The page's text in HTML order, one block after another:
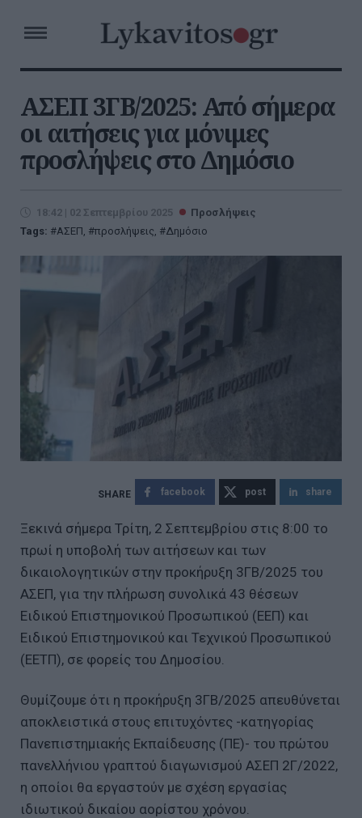
ΑΣΕΠ 3ΓΒ/2025: Από σήμερα
οι αιτήσεις για μόνιμες
προσλήψεις στο Δημόσιο
18:42 | 02 Σεπτεμβρίου 2025
Προσλήψεις
Tags:
ΑΣΕΠ, προσλήψεις, Δημόσιο
facebook post share
Ξεκινά σήμερα Τρίτη, 2 Σεπτεμβρίου στις 8:00 το
πρωί η υποβολή των αιτήσεων και των
δικαιολογητικών στην προκήρυξη 3ΓΒ/2025 του
ΑΣΕΠ, για την πλήρωση συνολικά 43 θέσεων
Ειδικού Επιστημονικού Προσωπικού (ΕΕΠ) και
Ειδικού Επιστημονικού και Τεχνικού Προσωπικού
(ΕΕΤΠ), σε φορείς του Δημοσίου.
Θυμίζουμε ότι η προκήρυξη 3ΓΒ/2025 απευθύνεται
αποκλειστικά στους επιτυχόντες -κατηγορίας
Πανεπιστημιακής Εκπαίδευσης (ΠΕ)- του πρώτου
πανελλήνιου γραπτού διαγωνισμού ΑΣΕΠ 2Γ/2022,
η οποίοι θα εργαστούν με σχέση εργασίας
ιδιωτικού δικαίου αορίστου χρόνου.